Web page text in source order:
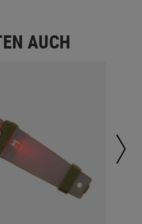
AUCH